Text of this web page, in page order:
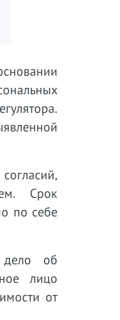
Срок
по себе
дело об
лицо
от